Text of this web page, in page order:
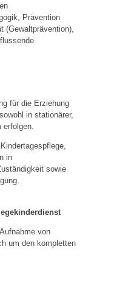
Prävention
(Gewaltprävention),
für die Erziehung
in stationärer,
in
sowie
von
um den kompletten